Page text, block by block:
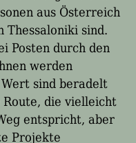
aus Österreich
Thessaloniki sind.
Posten durch den
werden
sind beradelt
die vielleicht
entspricht, aber
Projekte